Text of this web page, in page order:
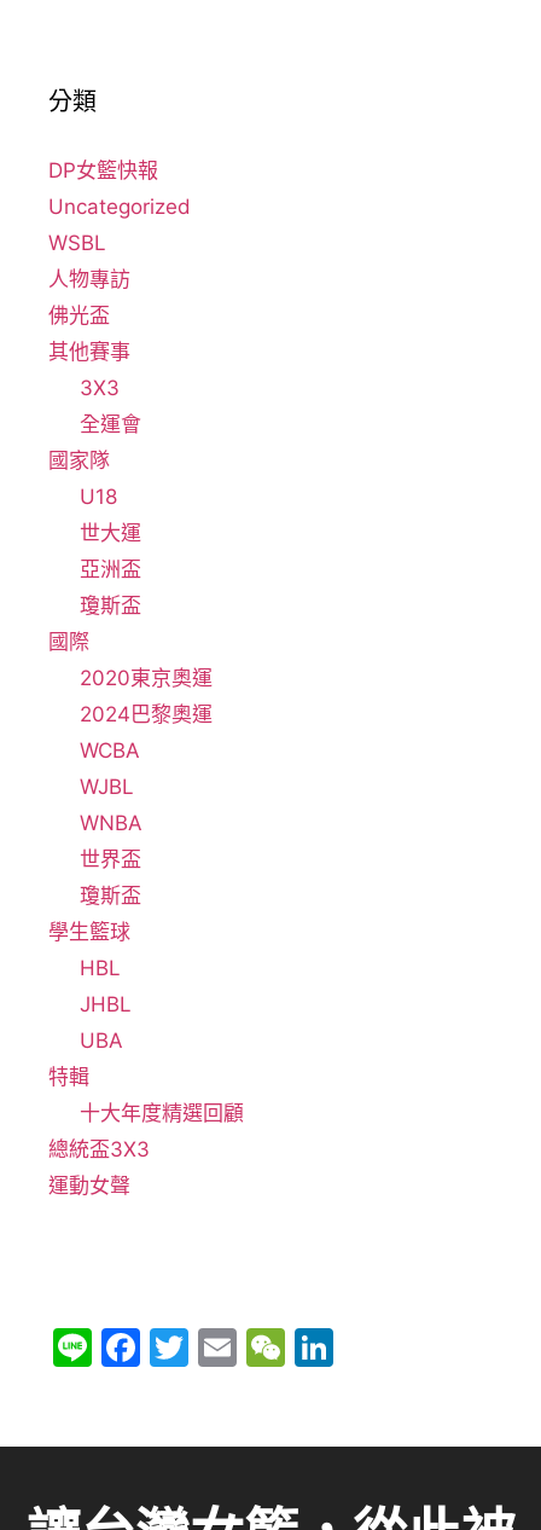
分類
DP女籃快報
Uncategorized
WSBL
人物專訪
佛光盃
其他賽事
3X3
全運會
國家隊
U18
世大運
亞洲盃
瓊斯盃
國際
2020東京奧運
2024巴黎奧運
WCBA
WJBL
WNBA
世界盃
瓊斯盃
學生籃球
HBL
JHBL
UBA
特輯
十大年度精選回顧
總統盃3X3
運動女聲
Li F
b
T
E
W
at
dI